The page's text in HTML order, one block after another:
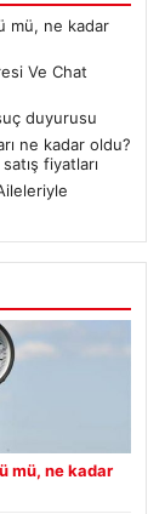
mü, ne kadar
Ve Chat
duyurusu
ne kadar oldu?
fiyatları
mü, ne kadar